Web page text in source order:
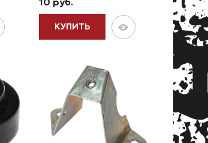
10 руб.
КУПИТЬ